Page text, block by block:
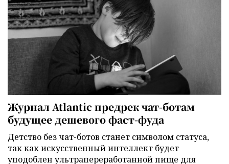
Журнал Atlantic предрек чат-ботам
будущее дешевого фаст-фуда
Детство без чат-ботов станет символом статуса,
так как искусственный интеллект будет
уподоблен ультрапереработанной пище для